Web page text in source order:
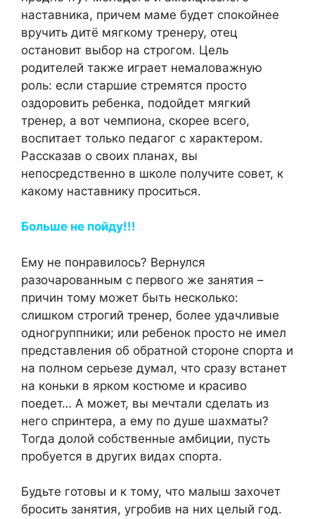
наставника, причем маме будет спокойнее
вручить дитё мягкому тренеру, отец
остановит выбор на строгом. Цель
родителей также играет немаловажную
роль: если старшие стремятся просто
оздоровить ребенка, подойдет мягкий
тренер, а вот чемпиона, скорее всего,
воспитает только педагог с характером.
Рассказав о своих планах, вы
непосредственно в школе получите совет, к
какому наставнику проситься.
Больше не пойду!!!
Ему не понравилось? Вернулся
разочарованным с первого же занятия –
причин тому может быть несколько:
слишком строгий тренер, более удачливые
одногруппники; или ребенок просто не имел
представления об обратной стороне спорта и
на полном серьезе думал, что сразу встанет
на коньки в ярком костюме и красиво
поедет… А может, вы мечтали сделать из
него спринтера, а ему по душе шахматы?
Тогда долой собственные амбиции, пусть
пробуется в других видах спорта.
Будьте готовы и к тому, что малыш захочет
бросить занятия, угробив на них целый год.